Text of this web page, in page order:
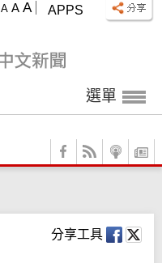
APPS
A A A
選單
分享工具